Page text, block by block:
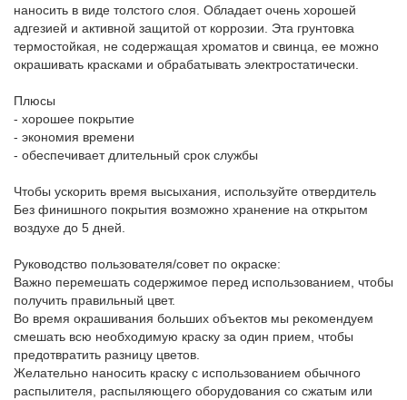
наносить в виде толстого слоя. Обладает очень хорошей
адгезией и активной защитой от коррозии. Эта грунтовка
термостойкая, не содержащая хроматов и свинца, ее можно
окрашивать красками и обрабатывать электростатически.
Плюсы
- хорошее покрытие
- экономия времени
- обеспечивает длительный срок службы
Чтобы ускорить время высыхания, используйте отвердитель
Без финишного покрытия возможно хранение на открытом
воздухе до 5 дней.
Руководство пользователя/совет по окраске:
Важно перемешать содержимое перед использованием, чтобы
получить правильный цвет.
Во время окрашивания больших объектов мы рекомендуем
смешать всю необходимую краску за один прием, чтобы
предотвратить разницу цветов.
Желательно наносить краску с использованием обычного
распылителя, распыляющего оборудования со сжатым или